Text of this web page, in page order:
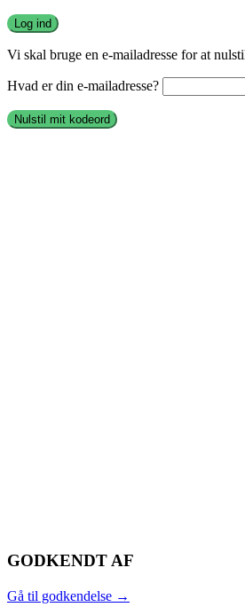
Vi skal bruge en e-mailadresse for at
Hvad er din e-mailadresse?
GODKENDT AF
Gå til godkendelse →